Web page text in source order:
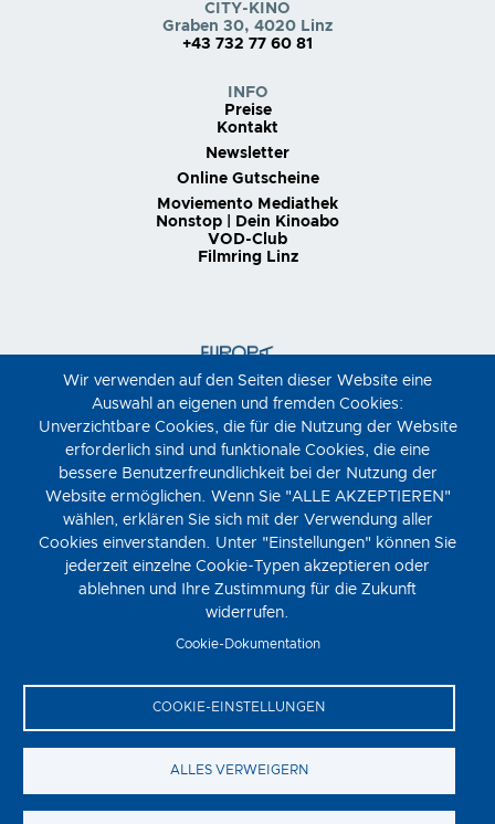
CITY-KINO
Graben 30, 4020 Linz
+43 732 77 60 81
INFO
Preise
Kontakt
Newsletter
Online Gutscheine
Moviemento Mediathek
Nonstop | Dein Kinoabo
VOD-Club
Filmring Linz
Wir verwenden auf den Seiten dieser Website eine
Auswahl an eigenen und fremden Cookies:
Unverzichtbare Cookies, die für die Nutzung der Website
erforderlich sind und funktionale Cookies, die eine
bessere Benutzerfreundlichkeit bei der Nutzung der
Website ermöglichen. Wenn Sie "ALLE AKZEPTIEREN"
wählen, erklären Sie sich mit der Verwendung aller
Cookies einverstanden. Unter "Einstellungen" können Sie
jederzeit einzelne Cookie-Typen akzeptieren oder
ablehnen und Ihre Zustimmung für die Zukunft
widerrufen.
Cookie-Dokumentation
COOKIE-EINSTELLUNGEN
ALLES VERWEIGERN
Moviemento © 2023